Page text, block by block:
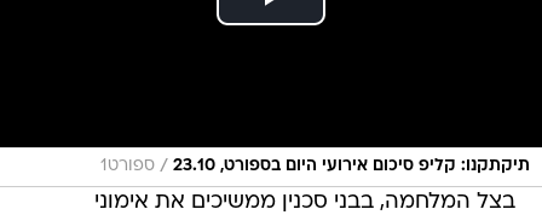
תיקתקנו: קליפ סיכום אירועי היום בספורט, 23.10 / ספורט1
בצל המלחמה, בבני סכנין ממשיכים את אימוני